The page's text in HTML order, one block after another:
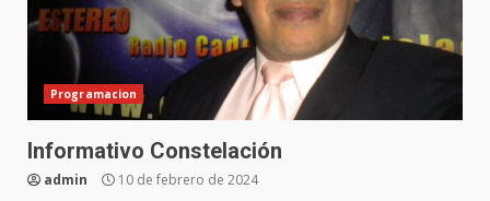
Programacion
Informativo Constelación
admin 10 de febrero de 2024